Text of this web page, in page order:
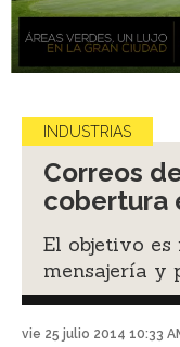
INDUSTRIAS
Correos
cobertura
El objetivo
mensajería y
vie 25 julio 2014 10:33